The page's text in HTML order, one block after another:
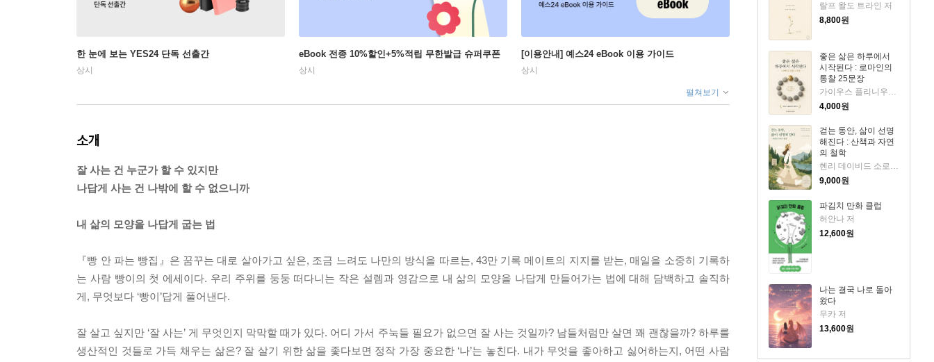
랄프 왈도 트라인 저
8,800원
좋은 삶은 하루에서
시작된다 : 로마인의
통찰 25문장
4,000원
걷는 동안, 삶이 선명
해진다 : 산책과 자연
의 철학
헨리 데이비드 소로우 저
9,000원
파김치 만화 클럽
허안나 저
12,600원
나는 결국 나로 돌아
왔다
무카 저
13,600원
한 눈에 보는 YES24 단독 선출간
상시
eBook 전종 10%할인+5%적립 무한발급 슈퍼쿠폰
상시
[이용안내] 예스24 eBook 이용 가이드
상시
펼쳐보기
소개
잘 사는 건 누군가 할 수 있지만
나답게 사는 건 나밖에 할 수 없으니까
내 삶의 모양을 나답게 굽는 법
『빵 안 파는 빵집』은 꿈꾸는 대로 살아가고 싶은, 조금 느려도 나만의 방식을 따르는, 43만 기록 메이트의 지지를 받는, 매일을 소중히 기록하
는 사람 빵이의 첫 에세이다. 우리 주위를 둥둥 떠다니는 작은 설렘과 영감으로 내 삶의 모양을 나답게 만들어가는 법에 대해 담백하고 솔직하
게, 무엇보다 ‘빵이’답게 풀어낸다.
잘 살고 싶지만 ‘잘 사는’ 게 무엇인지 막막할 때가 있다. 어디 가서 주눅들 필요가 없으면 잘 사는 것일까? 남들처럼만 살면 꽤 괜찮을까? 하루를
생산적인 것들로 가득 채우는 삶은? 잘 살기 위한 삶을 좇다보면 정작 가장 중요한 ‘나’는 놓친다. 내가 무엇을 좋아하고 싫어하는지, 어떤 사람